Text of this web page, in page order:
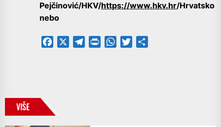
Pejčinović/HKV/https://www.hkv.hr/Hrvatsko
nebo
Facebook TelegramPrintFriendly
WhatsApp
Twitter
VIŠE